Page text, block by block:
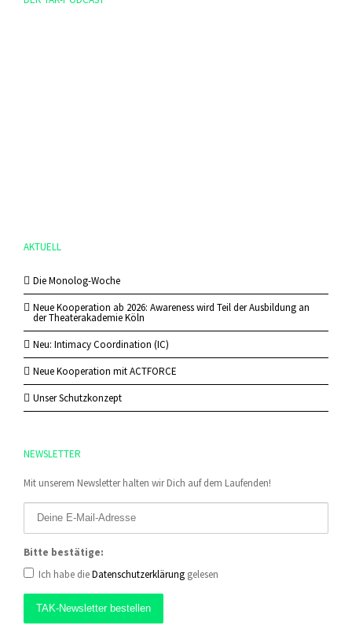
AKTUELL
Die Monolog-Woche
Neue Kooperation ab 2026: Awareness wird Teil der Ausbildung an
der Theaterakademie Köln
Neu: Intimacy Coordination (IC)
Neue Kooperation mit ACTFORCE
Unser Schutzkonzept
NEWSLETTER
Mit unserem Newsletter halten wir Dich auf dem Laufenden!
Bitte bestätige:
Ich habe dieDatenschutzerklärung gelesen